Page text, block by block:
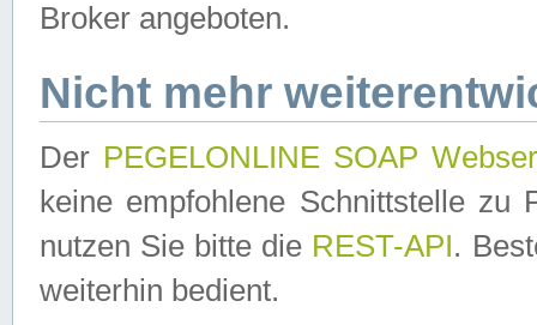
Broker angeboten.
Nicht mehr
Der PEGELONLINE SOAP
keine empfohlene Schnittstelle zu
nutzen Sie bitte die REST-API.
weiterhin bedient.